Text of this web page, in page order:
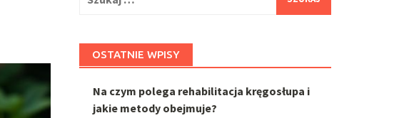
OSTATNIE WPISY
Na czym polega rehabilitacja kręgosłupa i
jakie metody obejmuje?